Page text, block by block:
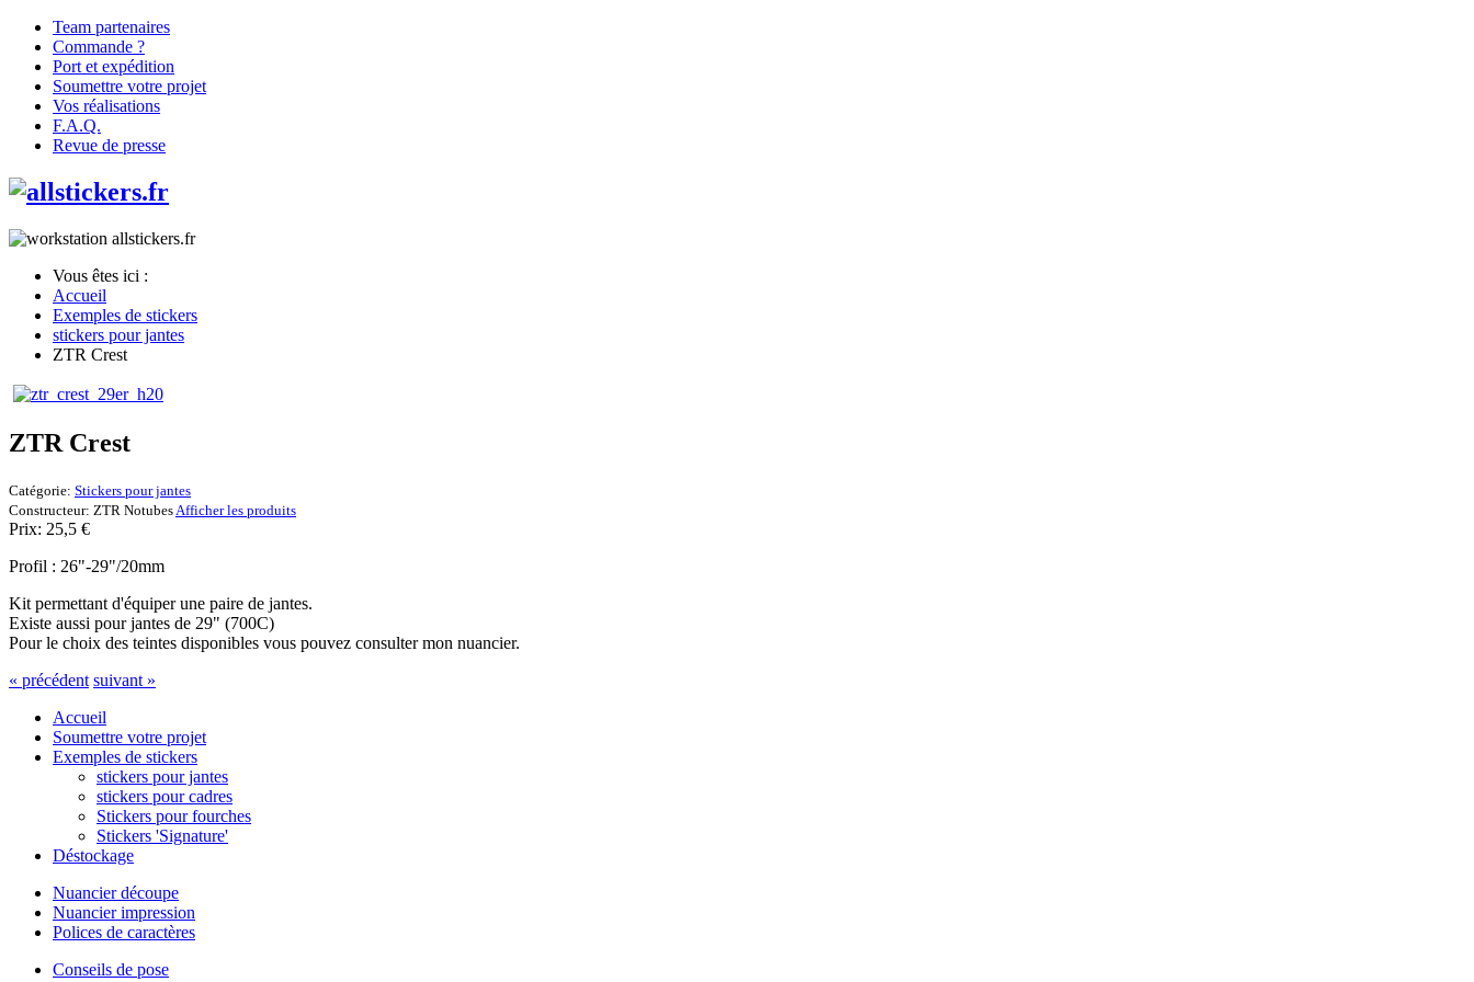
Team partenaires
Commande ?
Port et expédition
Soumettre votre projet
Vos réalisations
F.A.Q.
Revue de presse
Vous êtes ici :
Accueil
Exemples de stickers
stickers pour jantes
ZTR Crest
ZTR Crest
Catégorie: Stickers pour jantes
Constructeur: ZTR Notubes Afficher les produits
Prix: 25,5 €
Profil : 26"-29"/20mm
Kit permettant d'équiper une paire de jantes.
Existe aussi pour jantes de 29" (700C)
Pour le choix des teintes disponibles vous pouvez consulter mon nuancier.
« précédent suivant »
Accueil
Soumettre votre projet
Exemples de stickers
stickers pour jantes
stickers pour cadres
Stickers pour fourches
Stickers 'Signature'
Déstockage
Nuancier découpe
Nuancier impression
Polices de caractères
Conseils de pose